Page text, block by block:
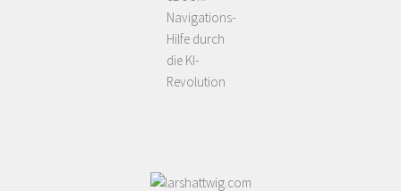
Navigations-
Hilfe durch
die KI-
Revolution